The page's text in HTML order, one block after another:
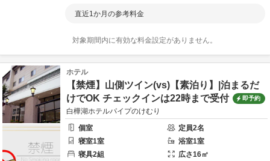
直近1か月の参考料金
対象期間内に有効な料金設定がありません。
ホテル
【禁煙】山側ツイン(vs)【素泊り】|泊まるだ
けでOK チェックインは22時まで受付
即予約
白樺湖ホテルパイプのけむり
個室
定員2名
寝室1室 浴室1室
寝具2組 広さ16㎡